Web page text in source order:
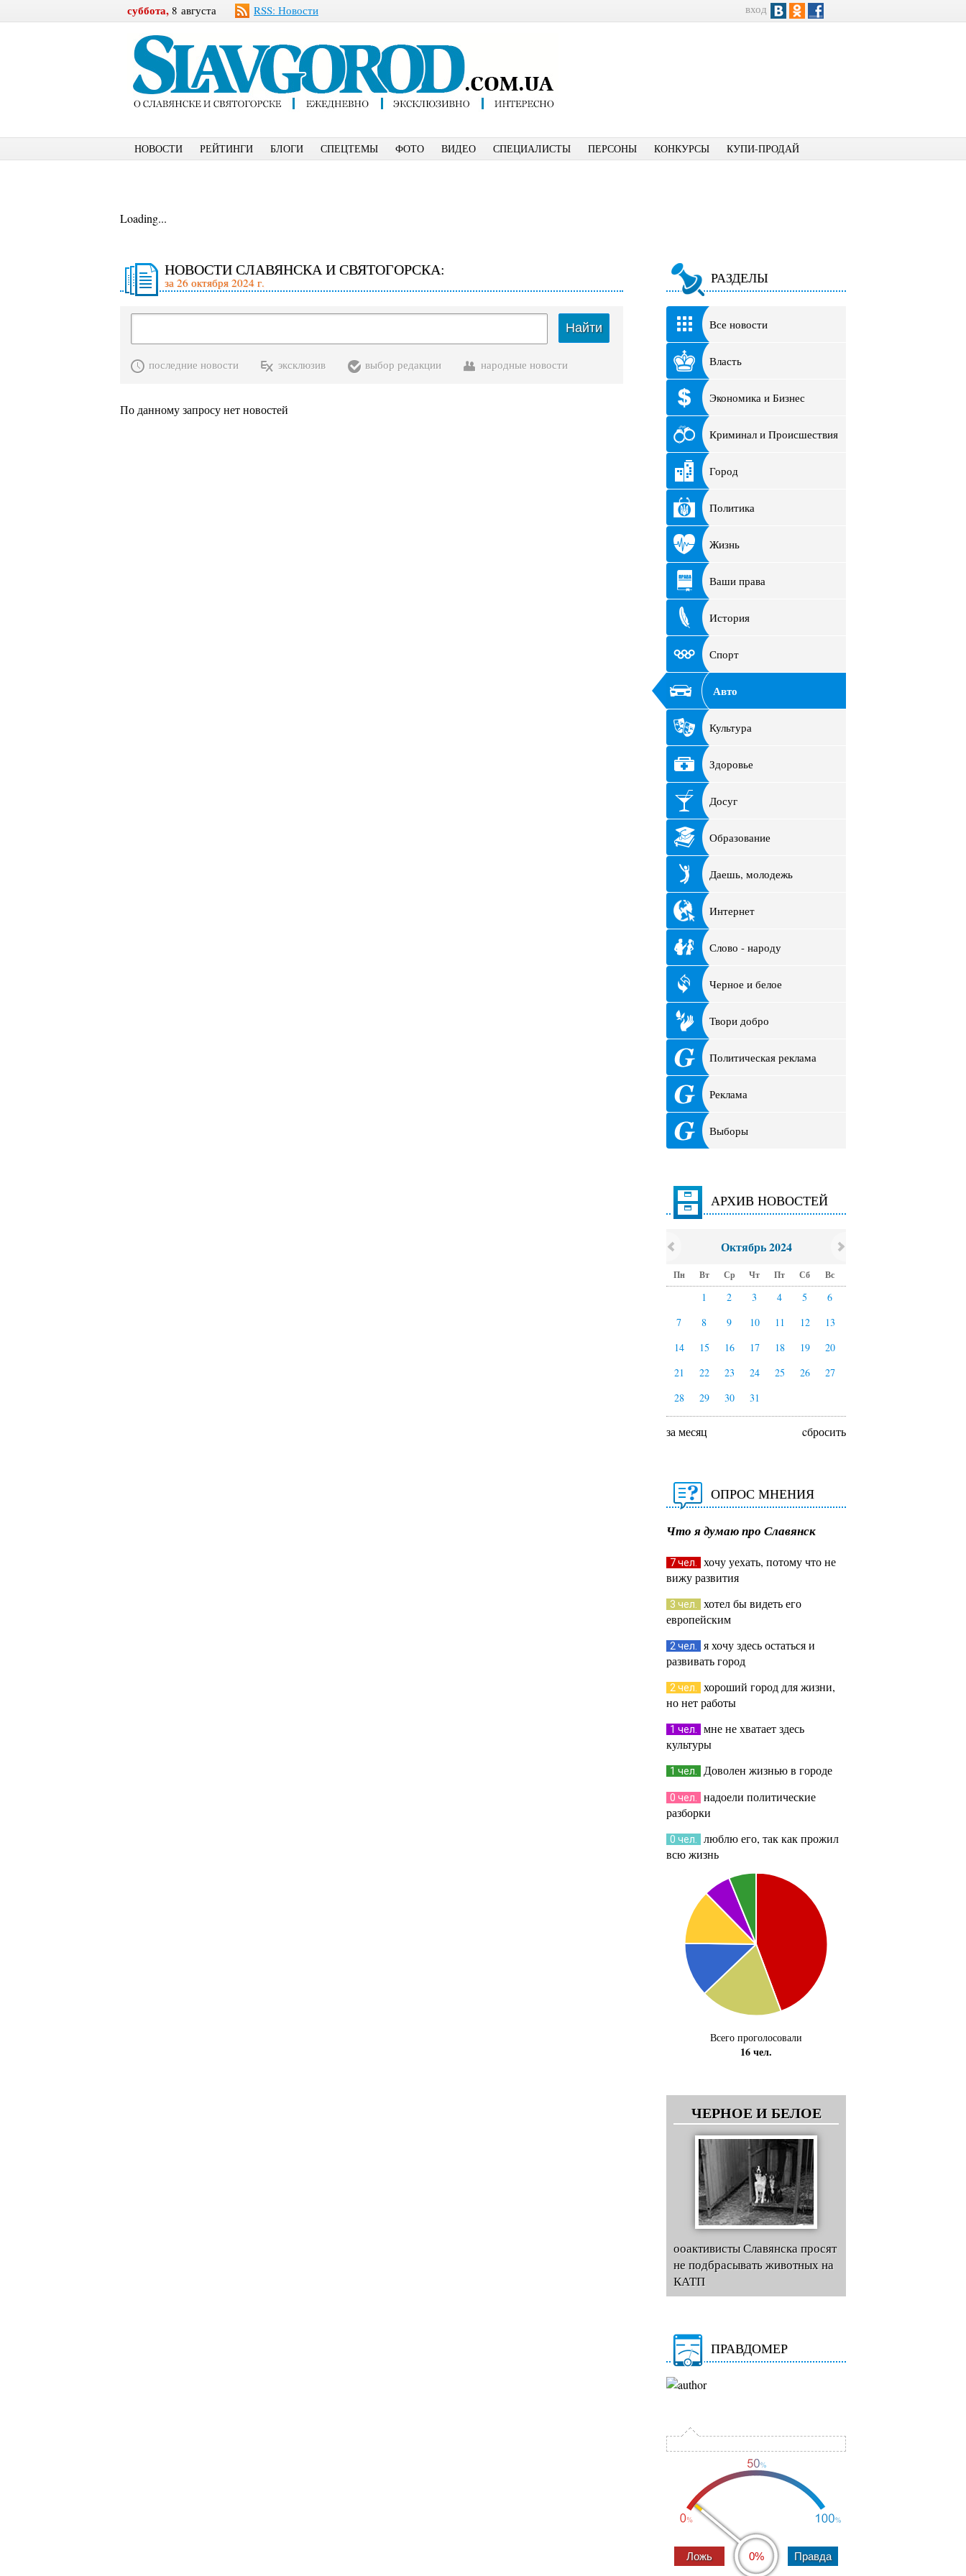
суббота, 8 августа RSS: Новости вход
НОВОСТИ РЕЙТИНГИ БЛОГИ СПЕЦТЕМЫ ФОТО ВИДЕО СПЕЦИАЛИСТЫ ПЕРСОНЫ КОНКУРСЫ КУПИ-ПРОДАЙ
Loading...
НОВОСТИ СЛАВЯНСКА И СВЯТОГОРСКА:
за 26 октября 2024 г.
Найти
последние новости эксклюзив выбор редакции народные новости
По данному запросу нет новостей
РАЗДЕЛЫ
Все новости
Власть
Экономика и Бизнес
Криминал и Происшествия
Город
Политика
Жизнь
Ваши права
История
Спорт
Авто
Культура
Здоровье
Досуг
Образование
Даешь, молодежь
Интернет
Слово - народу
Черное и белое
Твори добро
Политическая реклама
Реклама
Выборы
АРХИВ НОВОСТЕЙ
Октябрь 2024
Пн Вт Ср Чт Пт Сб Вс
1 2 3 4 5
6
7
8 9 10 11 12
13
14
15 16 17 18 19
20
21
22 23 24 25 26
27
28
29 30 31
за месяц cбросить
ОПРОС МНЕНИЯ
Что я думаю про Славянск
7 чел.
хочу уехать, потому что не
вижу развития
3 чел.
хотел бы видеть его
европейским
2 чел.
я хочу здесь остаться и
развивать город
2 чел.
хороший город для жизни,
но нет работы
1 чел.
мне не хватает здесь
культуры
1 чел. Доволен жизнью в городе
0 чел.
надоели политические
разборки
0 чел.
люблю его, так как прожил
всю жизнь
Всего проголосовали
16 чел.
ЧЕРНОЕ И БЕЛОЕ
ооактивисты Славянска просят
не подбрасывать животных на
КАТП
ПРАВДОМЕР
0%